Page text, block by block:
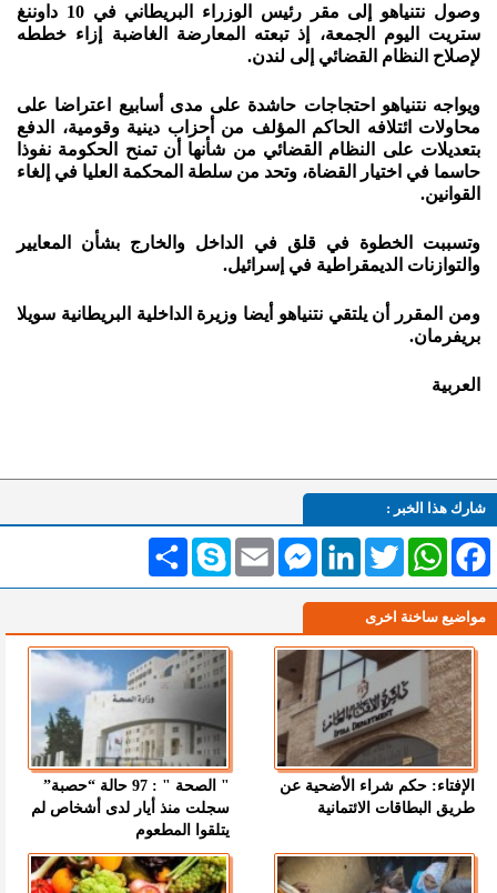
وصول نتنياهو إلى مقر رئيس الوزراء البريطاني في 10 داوننغ
ستريت اليوم الجمعة، إذ تبعته المعارضة الغاضبة إزاء خططه
لإصلاح النظام القضائي إلى لندن.
ويواجه نتنياهو احتجاجات حاشدة على مدى أسابيع اعتراضا على
محاولات ائتلافه الحاكم المؤلف من أحزاب دينية وقومية، الدفع
بتعديلات على النظام القضائي من شأنها أن تمنح الحكومة نفوذا
حاسما في اختيار القضاة، وتحد من سلطة المحكمة العليا في إلغاء
القوانين.
وتسببت الخطوة في قلق في الداخل والخارج بشأن المعايير
والتوازنات الديمقراطية في إسرائيل.
ومن المقرر أن يلتقي نتنياهو أيضا وزيرة الداخلية البريطانية سويلا
بريفرمان.
العربية
شارك هذا الخبر :
انشر Skype Email
MessengerLinkedInTwitterWhatsAppFacebook
مواضيع ساخنة اخرى
الإفتاء: حكم شراء الأضحية عن
طريق البطاقات الائتمانية
" الصحة " : 97 حالة “حصبة”
سجلت منذ أيار لدى أشخاص لم
يتلقوا المطعوم